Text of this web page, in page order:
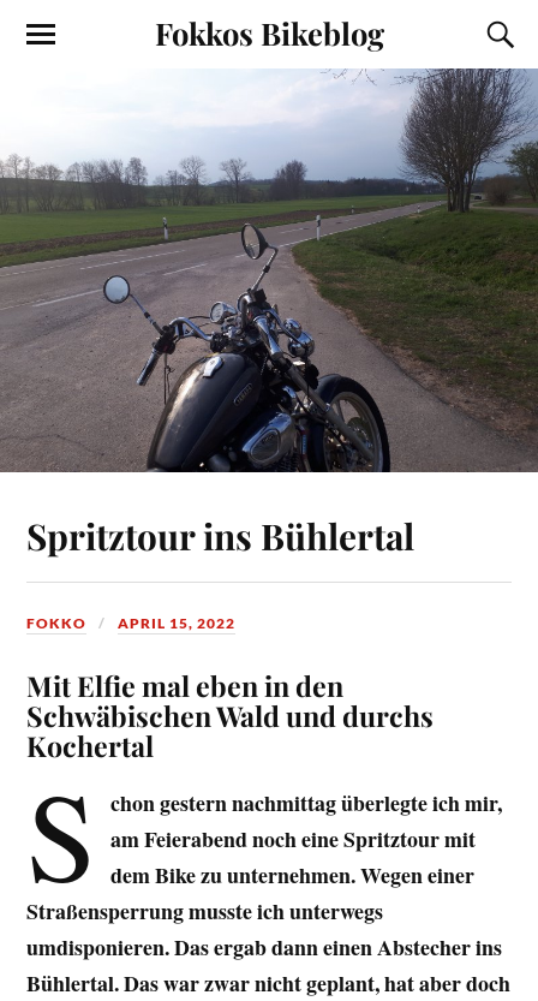
Fokkos Bikeblog
Spritztour ins Bühlertal
FOKKO APRIL 15, 2022
Mit Elfie mal eben in den
Schwäbischen Wald und durchs
Kochertal
S
chon gestern nachmittag überlegte ich mir,
am Feierabend noch eine Spritztour mit
dem Bike zu unternehmen. Wegen einer
Straßensperrung musste ich unterwegs
umdisponieren. Das ergab dann einen Abstecher ins
Bühlertal. Das war zwar nicht geplant, hat aber doch